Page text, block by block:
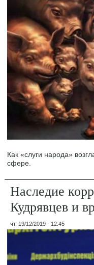
Как «слуги народа»
сфере.
Наследие
Кудрявцев и
чт, 19/12/2019 - 12:45